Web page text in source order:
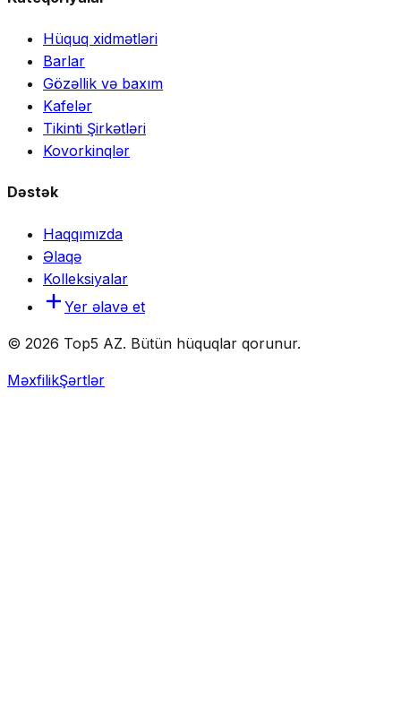
Hüquq xidmətləri
Barlar
Gözəllik və baxım
Kafelər
Tikinti Şirkətləri
Kovorkinqlər
Dəstək
Haqqımızda
Əlaqə
Kolleksiyalar
Yer əlavə et
© 2026 Top5 AZ. Bütün hüquqlar qorunur.
MəxfilikŞərtlər